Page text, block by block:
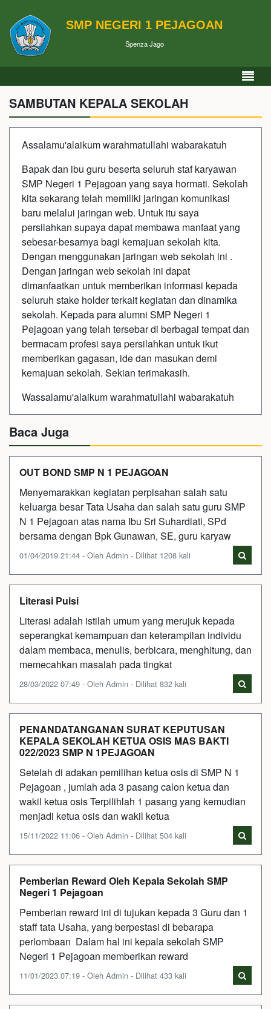
SMP NEGERI 1 PEJAGOAN
Spenza Jago
SAMBUTAN KEPALA SEKOLAH
Assalamu'alaikum warahmatullahi wabarakatuh
Bapak dan ibu guru beserta seluruh staf karyawan
SMP Negeri 1 Pejagoan yang saya hormati. Sekolah
kita sekarang telah memiliki jaringan komunikasi
baru melalui jaringan web. Untuk itu saya
persilahkan supaya dapat membawa manfaat yang
sebesar-besarnya bagi kemajuan sekolah kita.
Dengan menggunakan jaringan web sekolah ini .
Dengan jaringan web sekolah ini dapat
dimanfaatkan untuk memberikan informasi kepada
seluruh stake holder terkait kegiatan dan dinamika
sekolah. Kepada para alumni SMP Negeri 1
Pejagoan yang telah tersebar di berbagai tempat dan
bermacam profesi saya persilahkan untuk ikut
memberikan gagasan, ide dan masukan demi
kemajuan sekolah. Sekian terimakasih.
Wassalamu'alaikum warahmatullahi wabarakatuh
Baca Juga
OUT BOND SMP N 1 PEJAGOAN
Menyemarakkan kegiatan perpisahan salah satu
keluarga besar Tata Usaha dan salah satu guru SMP
N 1 Pejagoan atas nama Ibu Sri Suhardiati, SPd
bersama dengan Bpk Gunawan, SE, guru karyaw
01/04/2019 21:44 - Oleh Admin - Dilihat 1208 kali
Literasi Puisi
Literasi adalah istilah umum yang merujuk kepada
seperangkat kemampuan dan keterampilan individu
dalam membaca, menulis, berbicara, menghitung, dan
memecahkan masalah pada tingkat
28/03/2022 07:49 - Oleh Admin - Dilihat 832 kali
PENANDATANGANAN SURAT KEPUTUSAN
KEPALA SEKOLAH KETUA OSIS MAS BAKTI
022/2023 SMP N 1PEJAGOAN
Setelah di adakan pemilihan ketua osis di SMP N 1
Pejagoan , jumlah ada 3 pasang calon ketua dan
wakil ketua osis Terpilihlah 1 pasang yang kemudian
menjadi ketua osis dan wakil ketua
15/11/2022 11:06 - Oleh Admin - Dilihat 504 kali
Pemberian Reward Oleh Kepala Sekolah SMP
Negeri 1 Pejagoan
Pemberian reward ini di tujukan kepada 3 Guru dan 1
staff tata Usaha, yang berpestasi di bebarapa
perlombaan Dalam hal ini kepala sekolah SMP
Negeri 1 Pejagoan memberikan reward
11/01/2023 07:19 - Oleh Admin - Dilihat 433 kali